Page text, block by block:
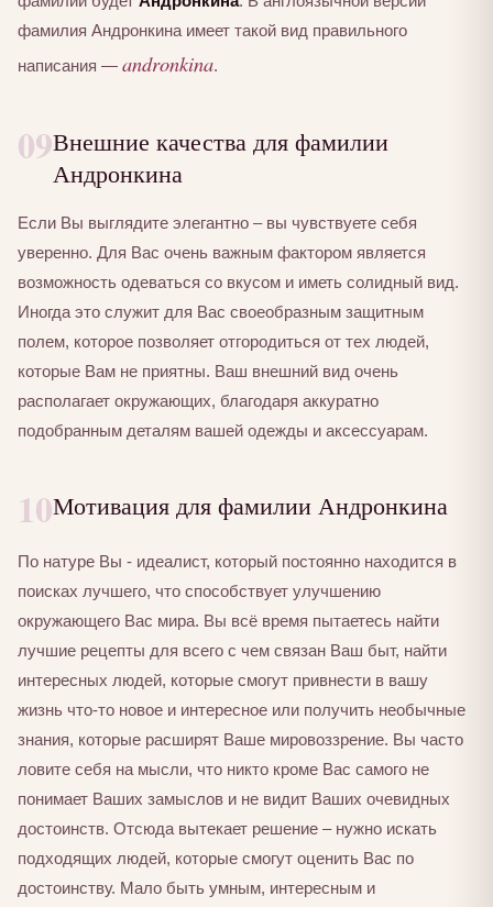
фамилия Андронкина имеет такой вид правильного
написания — andronkina.
09Внешние качества для фамилии
Андронкина
Если Вы выглядите элегантно – вы чувствуете себя
уверенно. Для Вас очень важным фактором является
возможность одеваться со вкусом и иметь солидный вид.
Иногда это служит для Вас своеобразным защитным
полем, которое позволяет отгородиться от тех людей,
которые Вам не приятны. Ваш внешний вид очень
располагает окружающих, благодаря аккуратно
подобранным деталям вашей одежды и аксессуарам.
10Мотивация для фамилии Андронкина
По натуре Вы - идеалист, который постоянно находится в
поисках лучшего, что способствует улучшению
окружающего Вас мира. Вы всё время пытаетесь найти
лучшие рецепты для всего с чем связан Ваш быт, найти
интересных людей, которые смогут привнести в вашу
жизнь что-то новое и интересное или получить необычные
знания, которые расширят Ваше мировоззрение. Вы часто
ловите себя на мысли, что никто кроме Вас самого не
понимает Ваших замыслов и не видит Ваших очевидных
достоинств. Отсюда вытекает решение – нужно искать
подходящих людей, которые смогут оценить Вас по
достоинству. Мало быть умным, интересным и